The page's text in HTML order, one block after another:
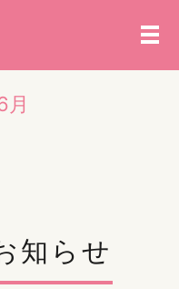
メ
月
知らせ